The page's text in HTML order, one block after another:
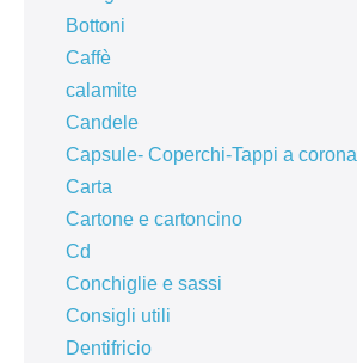
Bottoni
Caffè
calamite
Candele
Capsule- Coperchi-Tappi a corona
Carta
Cartone e cartoncino
Cd
Conchiglie e sassi
Consigli utili
Dentifricio